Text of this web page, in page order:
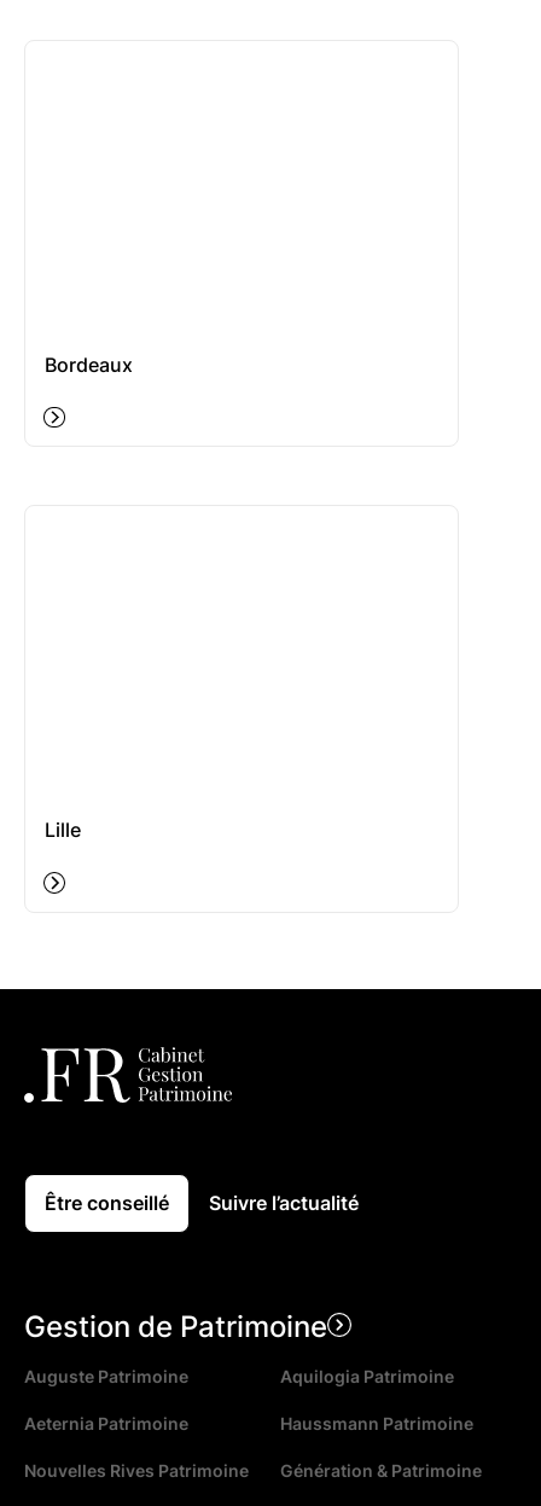
Bordeaux
Lille
Être conseillé Suivre l’actualité
Gestion de Patrimoine
Auguste Patrimoine Aquilogia Patrimoine
Aeternia Patrimoine Haussmann Patrimoine
Nouvelles Rives Patrimoine Génération & Patrimoine